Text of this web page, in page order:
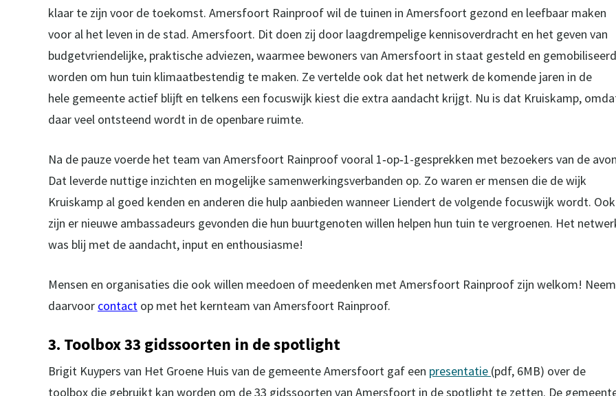
klaar te zijn voor de toekomst. Amersfoort Rainproof wil de tuinen in Amersfoort gezond en leefbaar maken
voor al het leven in de stad. Amersfoort. Dit doen zij door laagdrempelige kennisoverdracht en het geven van
budgetvriendelijke, praktische adviezen, waarmee bewoners van Amersfoort in staat gesteld en gemobiliseerd
worden om hun tuin klimaatbestendig te maken. Ze vertelde ook dat het netwerk de komende jaren in de
hele gemeente actief blijft en telkens een focuswijk kiest die extra aandacht krijgt. Nu is dat Kruiskamp,
daar veel ontsteend wordt in de openbare ruimte.
Na de pauze voerde het team van Amersfoort Rainproof vooral 1‑op‑1-gesprekken met bezoekers van de
Dat leverde nuttige inzichten en mogelijke samenwerkingsverbanden op. Zo waren er mensen die de wijk
Kruiskamp al goed kenden en anderen die hulp aanbieden wanneer Liendert de volgende focuswijk wordt. Ook
zijn er nieuwe ambassadeurs gevonden die hun buurtgenoten willen helpen hun tuin te vergroenen. Het
was blij met de aandacht, input en enthousiasme!
Mensen en organisaties die ook willen meedoen of meedenken met Amersfoort Rainproof zijn welkom! Neem
daarvoor contact op met het kernteam van Amersfoort Rainproof.
3. Toolbox 33 gidssoorten in de spotlight
Brigit Kuypers van Het Groene Huis van de gemeente Amersfoort gaf een presentatie (pdf, 6MB) over de
toolbox die gebruikt kan worden om de 33 gidssoorten van Amersfoort in de spotlight te zetten. De